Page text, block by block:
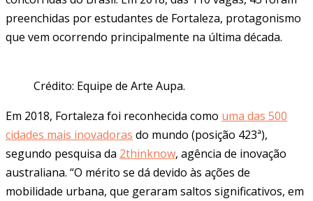
preenchidas por estudantes de Fortaleza, protagonismo
que vem ocorrendo principalmente na última década.
Crédito: Equipe de Arte Aupa.
Em 2018, Fortaleza foi reconhecida como uma das 500
cidades mais inovadoras do mundo (posição 423ª),
segundo pesquisa da 2thinknow, agência de inovação
australiana. “O mérito se dá devido às ações de
mobilidade urbana, que geraram saltos significativos, em